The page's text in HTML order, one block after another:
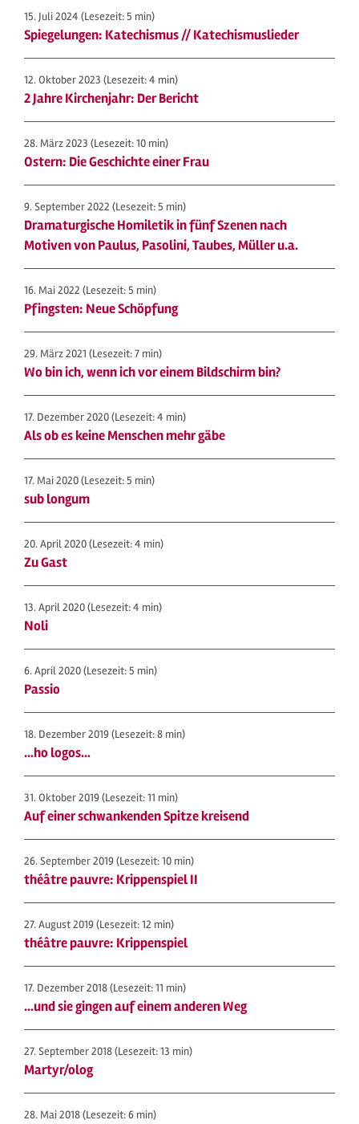
15. Juli 2024 (Lesezeit: 5 min)
Spiegelungen: Katechismus // Katechismuslieder
12. Oktober 2023 (Lesezeit: 4 min)
2 Jahre Kirchenjahr: Der Bericht
28. März 2023 (Lesezeit: 10 min)
Ostern: Die Geschichte einer Frau
9. September 2022 (Lesezeit: 5 min)
Dramaturgische Homiletik in fünf Szenen nach
Motiven von Paulus, Pasolini, Taubes, Müller u.a.
16. Mai 2022 (Lesezeit: 5 min)
Pfingsten: Neue Schöpfung
29. März 2021 (Lesezeit: 7 min)
Wo bin ich, wenn ich vor einem Bildschirm bin?
17. Dezember 2020(Lesezeit: 4 min)
Als ob es keine Menschen mehr gäbe
17. Mai 2020(Lesezeit: 5 min)
sub longum
20. April 2020(Lesezeit: 4 min)
Zu Gast
13. April 2020(Lesezeit: 4 min)
Noli
6. April 2020(Lesezeit: 5 min)
Passio
18. Dezember 2019(Lesezeit: 8 min)
…ho logos…
31. Oktober 2019(Lesezeit: 11 min)
Auf einer schwankenden Spitze kreisend
26. September 2019(Lesezeit: 10 min)
théâtre pauvre: Krippenspiel II
27. August 2019(Lesezeit: 12 min)
théâtre pauvre: Krippenspiel
17. Dezember 2018(Lesezeit: 11 min)
…und sie gingen auf einem anderen Weg
27. September 2018(Lesezeit: 13 min)
Martyr/olog
28. Mai 2018(Lesezeit: 6 min)